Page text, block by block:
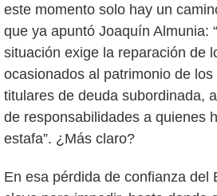
este momento solo hay un
que ya apuntó Joaquín Almunia:
situación exige la reparación de
ocasionados al patrimonio de
titulares de deuda subordinada,
de responsabilidades a quienes
estafa”. ¿Más claro?
En esa pérdida de confianza del